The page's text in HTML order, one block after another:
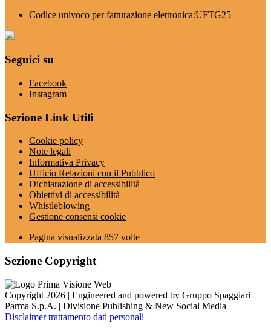
Codice univoco per fatturazione elettronica:UFTG25
Seguici su
Facebook
Instagram
Sezione Link Utili
Cookie policy
Note legali
Informativa Privacy
Ufficio Relazioni con il Pubblico
Dichiarazione di accessibilità
Obiettivi di accessibilità
Whistleblowing
Gestione consensi cookie
Pagina visualizzata 857 volte
Sezione Copyright
Copyright 2026 | Engineered and powered by Gruppo Spaggiari
Parma S.p.A. | Divisione Publishing & New Social Media
Disclaimer trattamento dati personali